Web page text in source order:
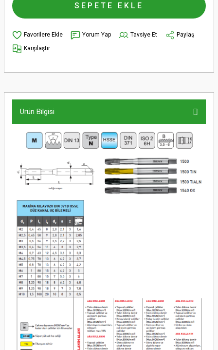
SEPETE EKLE
Yorum Yap Tavsiye Et
Paylaş
Karşılaştır
Ürün Bilgisi